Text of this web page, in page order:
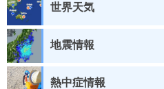
世界天気
地震情報
熱中症情報